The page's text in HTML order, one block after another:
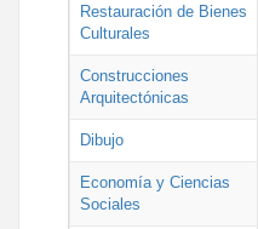
Restauración de Bienes
Culturales
Construcciones
Arquitectónicas
Dibujo
Economía y Ciencias
Sociales